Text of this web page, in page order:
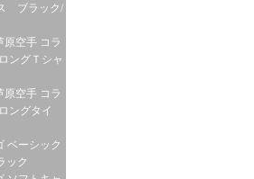
ブラック/
原空手 コラ
ングＴシャ
原空手 コラ
ングタイ
ベーシック
ラック